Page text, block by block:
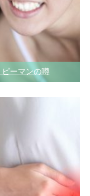
ーマンの噂